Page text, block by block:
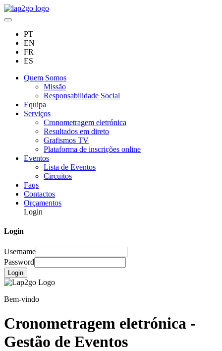
PT
EN
FR
ES
Quem Somos
Missão
Responsabilidade Social
Equipa
Serviços
Cronometragem eletrónica
Resultados em direto
Grafismos TV
Plataforma de inscrições online
Eventos
Lista de Eventos
Circuitos
Faqs
Contactos
Orçamentos
Login
Login
Username
Password
Login
Bem-vindo
Cronometragem eletrónica -
Gestão de Eventos